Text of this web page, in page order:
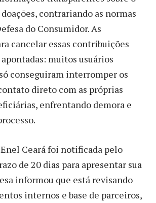
contrariando as normas
do Consumidor. As
cancelar essas contribuições
muitos usuários
conseguiram interromper os
direto com as próprias
enfrentando demora e
Ceará foi notificada pelo
de 20 dias para apresentar sua
informou que está revisando
internos e base de parceiros,